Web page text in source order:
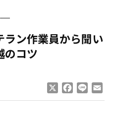
ラン作業員から聞い
のコツ
Facebook
Line